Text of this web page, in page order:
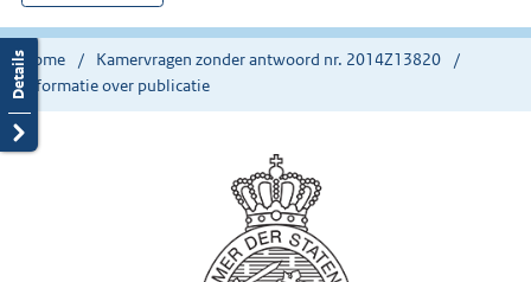
hier:
Home
Kamervragen zonder antwoord nr. 2014Z13820
Informatie over publicatie